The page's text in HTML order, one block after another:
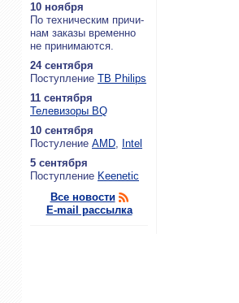
10 ноября
По тех­ни­че­ским при­чи­
нам за­ка­зы вре­мен­но
не при­ни­ма­ют­ся.
24 сентября
По­ступ­ле­ние ТВ Philips
11 сентября
Теле­ви­зо­ры BQ
10 сентября
По­сту­ле­ние AMD, Intel
5 сентября
По­ступ­ле­ние Keenetic
Все новости
E-mail рассылка